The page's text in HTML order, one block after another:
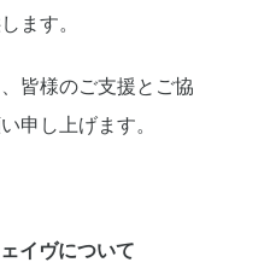
ます。
皆様のご支援とご協
申し上げます。
イヴについて